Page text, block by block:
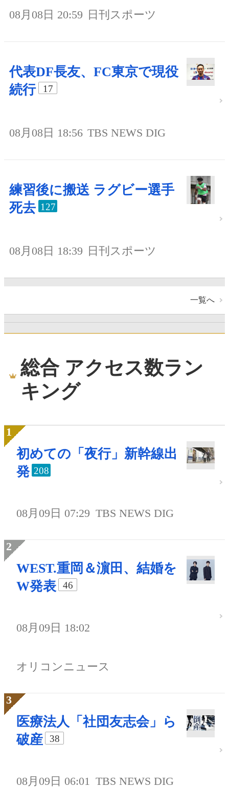
08月08日 20:59 日刊スポーツ
代表DF長友、FC東京で現役
続行
17
08月08日 18:56 TBS NEWS DIG
練習後に搬送 ラグビー選手
死去 127
08月08日 18:39 日刊スポーツ
一覧へ
総合 アクセス数ラン
キング
初めての「夜行」新幹線出
発 208
08月09日 07:29 TBS NEWS DIG
WEST.重岡＆濵田、結婚を
W発表
46
08月09日 18:02
オリコンニュース
医療法人「社団友志会」ら
破産
38
08月09日 06:01 TBS NEWS DIG